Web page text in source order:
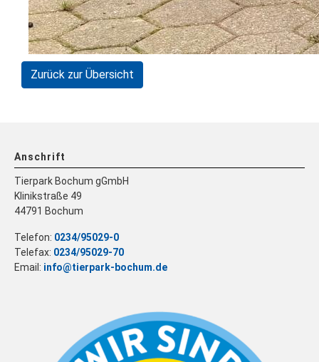
Zurück zur Übersicht
Anschrift
Tierpark Bochum gGmbH
Klinikstraße 49
44791 Bochum
Telefon: 0234/95029-0
Telefax: 0234/95029-70
Email: info@tierpark-bochum.de